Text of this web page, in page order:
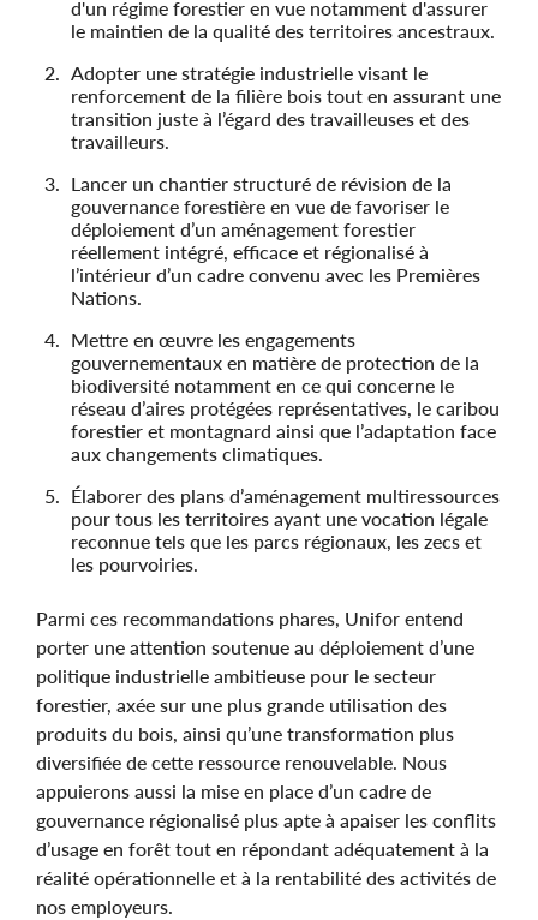
d'un régime forestier en vue notamment d'assurer
le maintien de la qualité des territoires ancestraux.
Adopter une stratégie industrielle visant le
renforcement de la filière bois tout en assurant une
transition juste à l’égard des travailleuses et des
travailleurs.
Lancer un chantier structuré de révision de la
gouvernance forestière en vue de favoriser le
déploiement d’un aménagement forestier
réellement intégré, efficace et régionalisé à
l’intérieur d’un cadre convenu avec les Premières
Nations.
Mettre en œuvre les engagements
gouvernementaux en matière de protection de la
biodiversité notamment en ce qui concerne le
réseau d’aires protégées représentatives, le caribou
forestier et montagnard ainsi que l’adaptation face
aux changements climatiques.
Élaborer des plans d’aménagement multiressources
pour tous les territoires ayant une vocation légale
reconnue tels que les parcs régionaux, les zecs et
les pourvoiries.
Parmi ces recommandations phares, Unifor entend
porter une attention soutenue au déploiement d’une
politique industrielle ambitieuse pour le secteur
forestier, axée sur une plus grande utilisation des
produits du bois, ainsi qu’une transformation plus
diversifiée de cette ressource renouvelable. Nous
appuierons aussi la mise en place d’un cadre de
gouvernance régionalisé plus apte à apaiser les conflits
d’usage en forêt tout en répondant adéquatement à la
réalité opérationnelle et à la rentabilité des activités de
nos employeurs.